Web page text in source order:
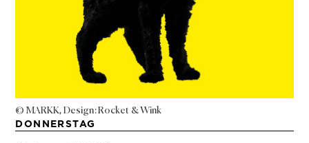
© MARKK, Design: Rocket & Wink
DONNERSTAG